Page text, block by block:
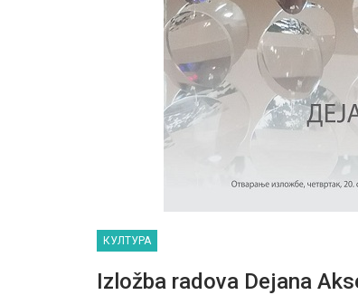
КУЛТУРА
Izložba radova Dejana